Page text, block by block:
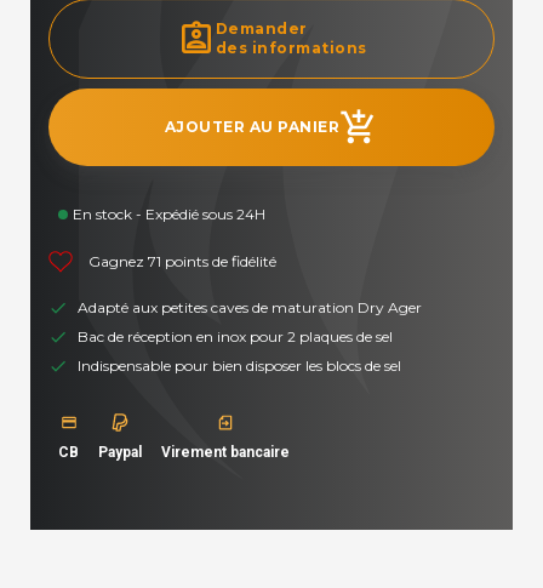
assignment_ind Demander
des informations
AJOUTER AU PANIERadd_shopping_cart
En stock - Expédié sous 24H
Gagnez 71 points de fidélité
Adapté aux petites caves de maturation Dry Ager
Bac de réception en inox pour 2 plaques de sel
Indispensable pour bien disposer les blocs de sel
CB Paypal Virement bancaire